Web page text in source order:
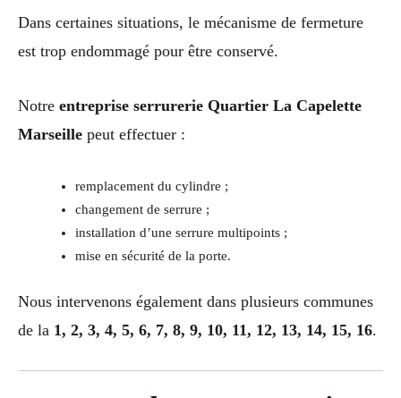
Dans certaines situations, le mécanisme de fermeture
est trop endommagé pour être conservé.
Notre entreprise serrurerie Quartier La Capelette
Marseille peut effectuer :
remplacement du cylindre ;
changement de serrure ;
installation d’une serrure multipoints ;
mise en sécurité de la porte.
Nous intervenons également dans plusieurs communes
de la 1, 2, 3, 4, 5, 6, 7, 8, 9, 10, 11, 12, 13, 14, 15, 16.